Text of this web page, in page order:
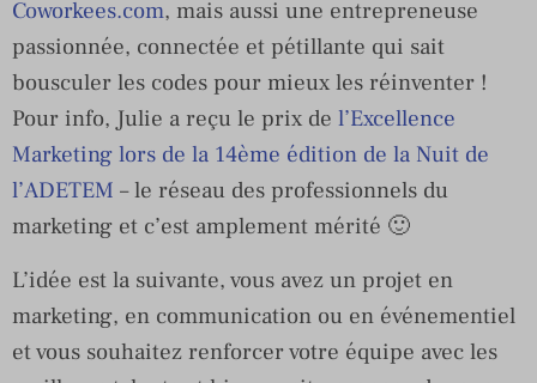
Coworkees.com, mais aussi une entrepreneuse
passionnée, connectée et pétillante qui sait
bousculer les codes pour mieux les réinventer !
Pour info, Julie a reçu le prix de l’Excellence
Marketing lors de la 14ème édition de la Nuit de
l’ADETEM – le réseau des professionnels du
marketing et c’est amplement mérité 🙂
L’idée est la suivante, vous avez un projet en
marketing, en communication ou en événementiel
et vous souhaitez renforcer votre équipe avec les